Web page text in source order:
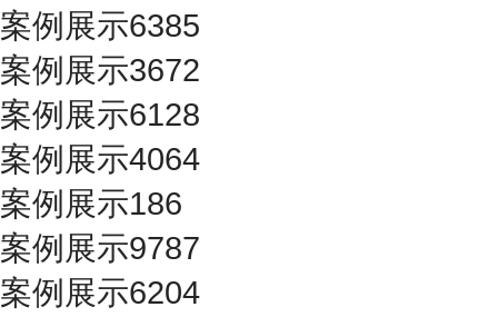
案例展示6385
案例展示3672
案例展示6128
案例展示4064
案例展示186
案例展示9787
案例展示6204